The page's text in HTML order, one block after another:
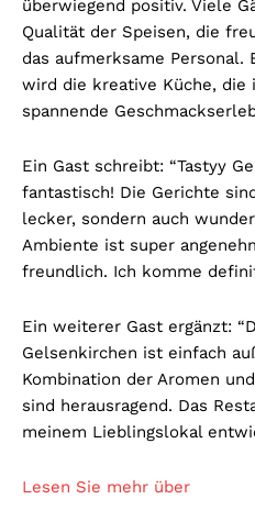
überwiegend positiv. Viele
Qualität der Speisen, die
das aufmerksame Personal.
wird die kreative Küche, die
spannende
Ein Gast schreibt: “Tastyy
fantastisch! Die Gerichte
lecker, sondern auch
Ambiente ist super
freundlich. Ich komme
Ein weiterer Gast ergänzt:
Gelsenkirchen ist einfach
Kombination der Aromen
sind herausragend. Das
meinem Lieblingslokal
Lesen Sie mehr über